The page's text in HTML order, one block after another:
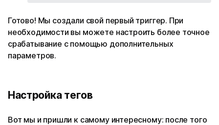
Готово! Мы создали свой первый триггер. При
необходимости вы можете настроить более точное
срабатывание с помощью дополнительных
параметров.
Настройка тегов
Вот мы и пришли к самому интересному: после того